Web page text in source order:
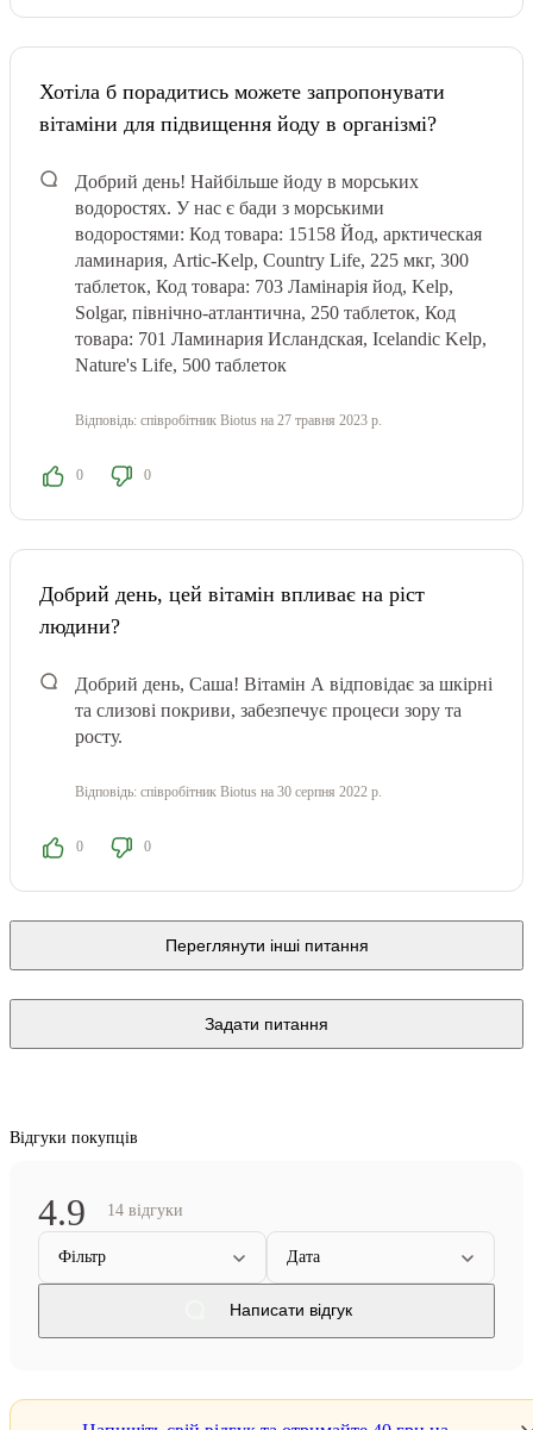
Хотіла б порадитись можете запропонувати
вітаміни для підвищення йоду в організмі?
Добрий день! Найбільше йоду в морських
водоростях. У нас є бади з морськими
водоростями: Код товара: 15158 Йод, арктическая
ламинария, Artic-Kelp, Country Life, 225 мкг, 300
таблеток, Код товара: 703 Ламінарія йод, Kelp,
Solgar, північно-атлантична, 250 таблеток, Код
товара: 701 Ламинария Исландская, Icelandic Kelp,
Nature's Life, 500 таблеток
Відповідь: співробітник Biotus на 27 травня 2023 р.
0 0
Добрий день, цей вітамін впливає на ріст
людини?
Добрий день, Саша! Вітамін А відповідає за шкірні
та слизові покриви, забезпечує процеси зору та
росту.
Відповідь: співробітник Biotus на 30 серпня 2022 р.
0 0
Переглянути інші питання
Задати питання
Відгуки покупців
4.9 14 відгуки
Фільтр Дата
Написати відгук